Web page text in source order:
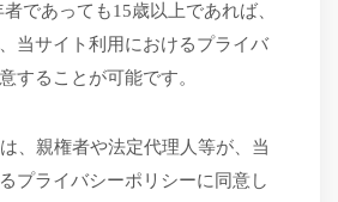
であっても15歳以上であれば、
当サイト利用におけるプライバ
することが可能です。
、親権者や法定代理人等が、当
プライバシーポリシーに同意し